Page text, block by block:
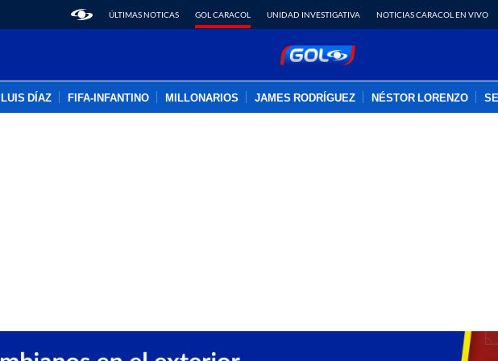
ÚLTIMAS NOTICAS GOL CARACOL UNIDAD INVESTIGATIVA NOTICIAS CARACOL EN VIVO
LUIS DÍAZ FIFA-INFANTINO MILLONARIOS JAMES RODRÍGUEZ NÉSTOR LORENZO